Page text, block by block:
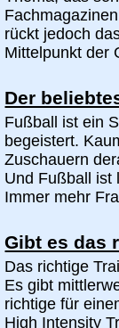
rückt jedoch
Mittelpunkt der
Der
Fußball ist ein
begeistert.
Zuschauern
Und Fußball ist
Immer mehr
Gibt es das
Das richtige
Es gibt
richtige für
High Intensity